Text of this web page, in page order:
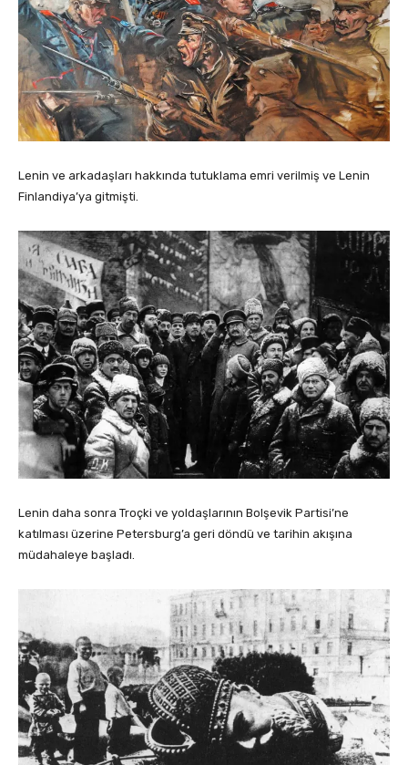
Lenin ve arkadaşları hakkında tutuklama emri verilmiş ve Lenin
Finlandiya’ya gitmişti.
Lenin daha sonra Troçki ve yoldaşlarının Bolşevik Partisi’ne
katılması üzerine Petersburg’a geri döndü ve tarihin akışına
müdahaleye başladı.